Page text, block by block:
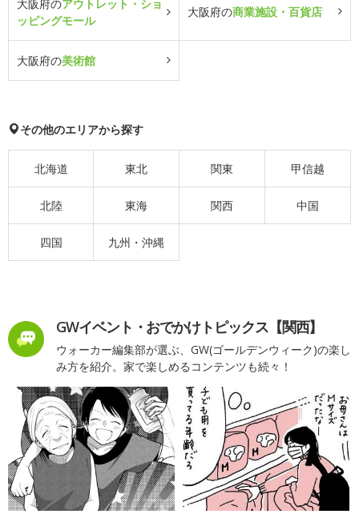
大阪府のアウトレット・ショ
ッピングモール
大阪府の商業施設・百貨店
大阪府の美術館
その他のエリアから探す
北海道 東北 関東 甲信越
北陸 東海 関西 中国
四国 九州・沖縄
GWイベント・おでかけトピックス【関西】
ウォーカー編集部が選ぶ、GW(ゴールデンウィーク)の楽し
み方を紹介。家で楽しめるコンテンツも続々！